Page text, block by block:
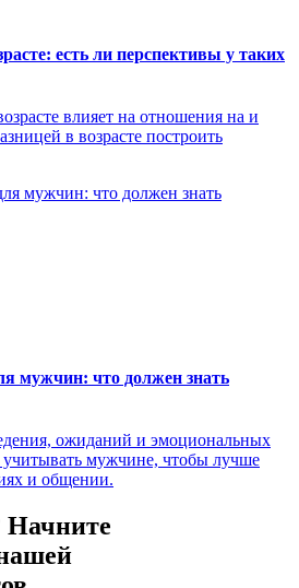
есть ли перспективы у таких
влияет на отношения на и
в возрасте построить
мужчин: что должен знать
ожиданий и эмоциональных
мужчине, чтобы лучше
и общении.
Начните